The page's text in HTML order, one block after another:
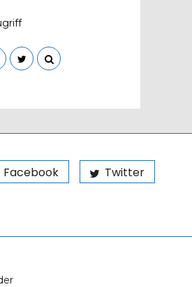
Facebook Twitter